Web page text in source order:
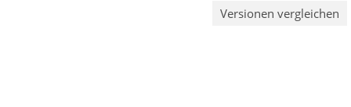
Versionen vergleichen